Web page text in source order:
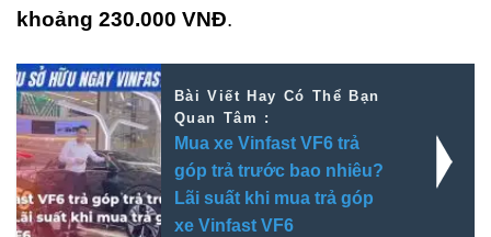
khoảng 230.000 VNĐ.
Bài Viết Hay Có Thể Bạn
Quan Tâm :
Mua xe Vinfast VF6 trả
góp trả trước bao nhiêu?
Lãi suất khi mua trả góp
xe Vinfast VF6